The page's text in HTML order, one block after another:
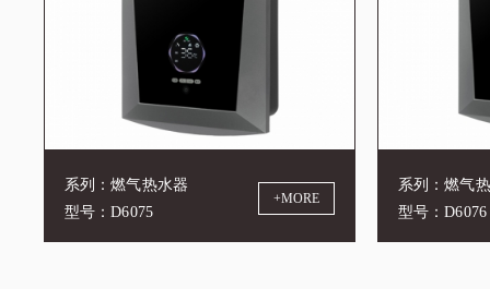
系列：燃气热水器
型号：D6075
+MORE
系列：燃气
型号：D6076